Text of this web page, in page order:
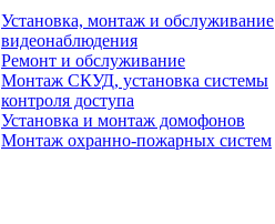
Установка, монтаж и обслуживание
видеонаблюдения
Ремонт и обслуживание
Монтаж СКУД, установка системы
контроля доступа
Установка и монтаж домофонов
Монтаж охранно-пожарных систем